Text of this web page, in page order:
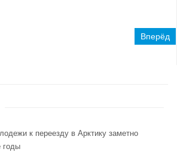
Вперёд
к переезду в Арктику заметно
годы